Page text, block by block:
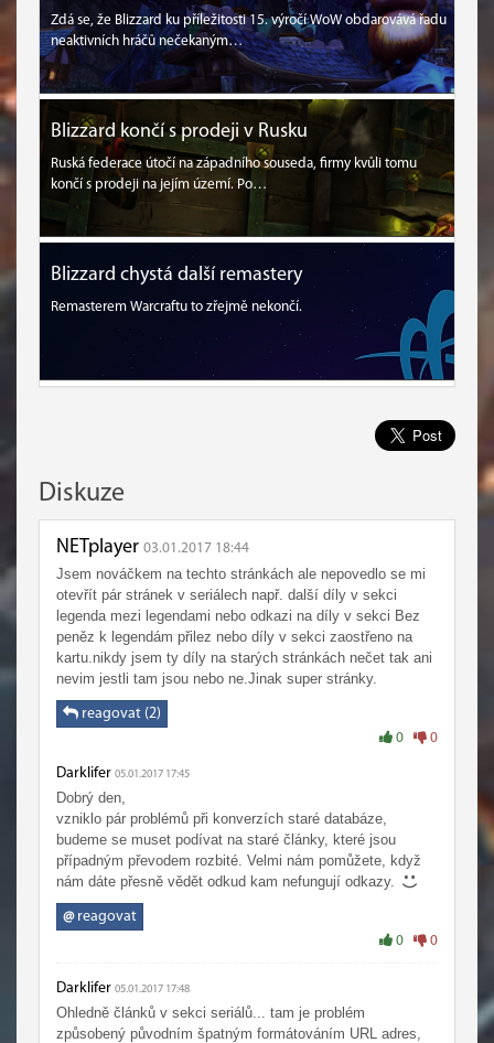
Zdá se, že Blizzard ku příležitosti 15. výročí WoW obdarovává řadu
neaktivních hráčů nečekaným…
Blizzard končí s prodeji v Rusku
Ruská federace útočí na západního souseda, firmy kvůli tomu
končí s prodeji na jejím území. Po…
Blizzard chystá další remastery
Remasterem Warcraftu to zřejmě nekončí.
Diskuze
NETplayer 03.01.2017 18:44
Jsem nováčkem na techto stránkách ale nepovedlo se mi
otevřít pár stránek v seriálech např. další díly v sekci
legenda mezi legendami nebo odkazi na díly v sekci Bez
peněz k legendám přilez nebo díly v sekci zaostřeno na
kartu.nikdy jsem ty díly na starých stránkách nečet tak ani
nevim jestli tam jsou nebo ne.Jinak super stránky.
reagovat (2)
0 0
Darklifer 05.01.2017 17:45
Dobrý den,
vzniklo pár problémů při konverzích staré databáze,
budeme se muset podívat na staré články, které jsou
případným převodem rozbité. Velmi nám pomůžete, když
nám dáte přesně vědět odkud kam nefungují odkazy.
@reagovat
0 0
Darklifer 05.01.2017 17:48
Ohledně článků v sekci seriálů... tam je problém
způsobený původním špatným formátováním URL adres,